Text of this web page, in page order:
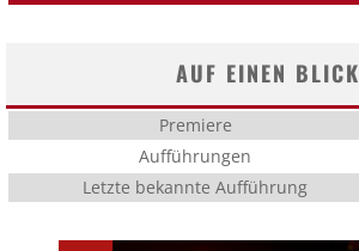
AUF EINEN BLICK
Premiere
Aufführungen
Letzte bekannte Aufführung